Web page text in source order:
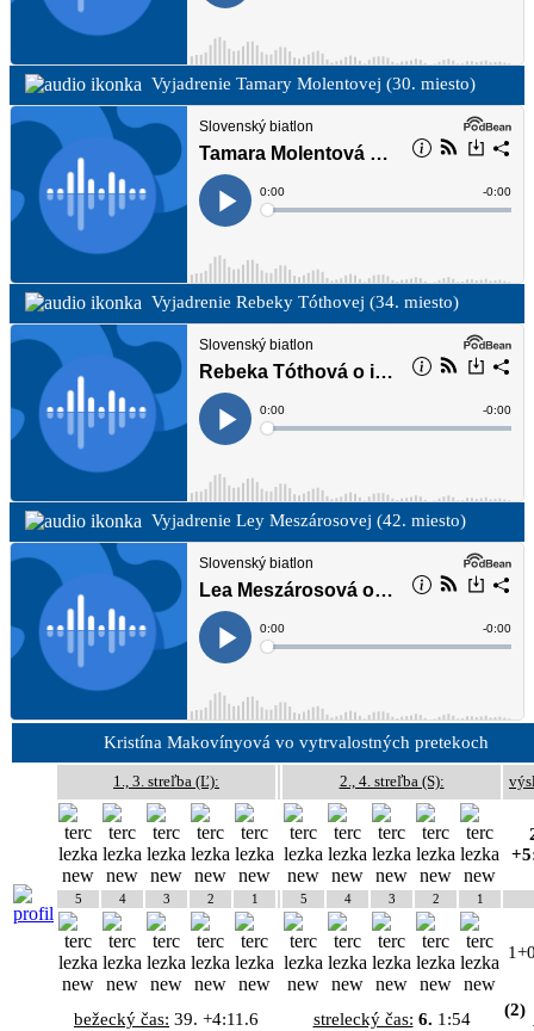
Vyjadrenie Tamary Molentovej (30. miesto)
Vyjadrenie Rebeky Tóthovej (34. miesto)
Vyjadrenie Ley Meszárosovej (42. miesto)
Kristína Makovínyová vo vytrvalostných pretekoch
1., 3. streľba (Ľ): 2., 4. streľba (S):
5 4 3 2 1 5 4 3 2 1
bežecký čas: 39. +4:11.6 strelecký čas: 6. 1:54
(2)